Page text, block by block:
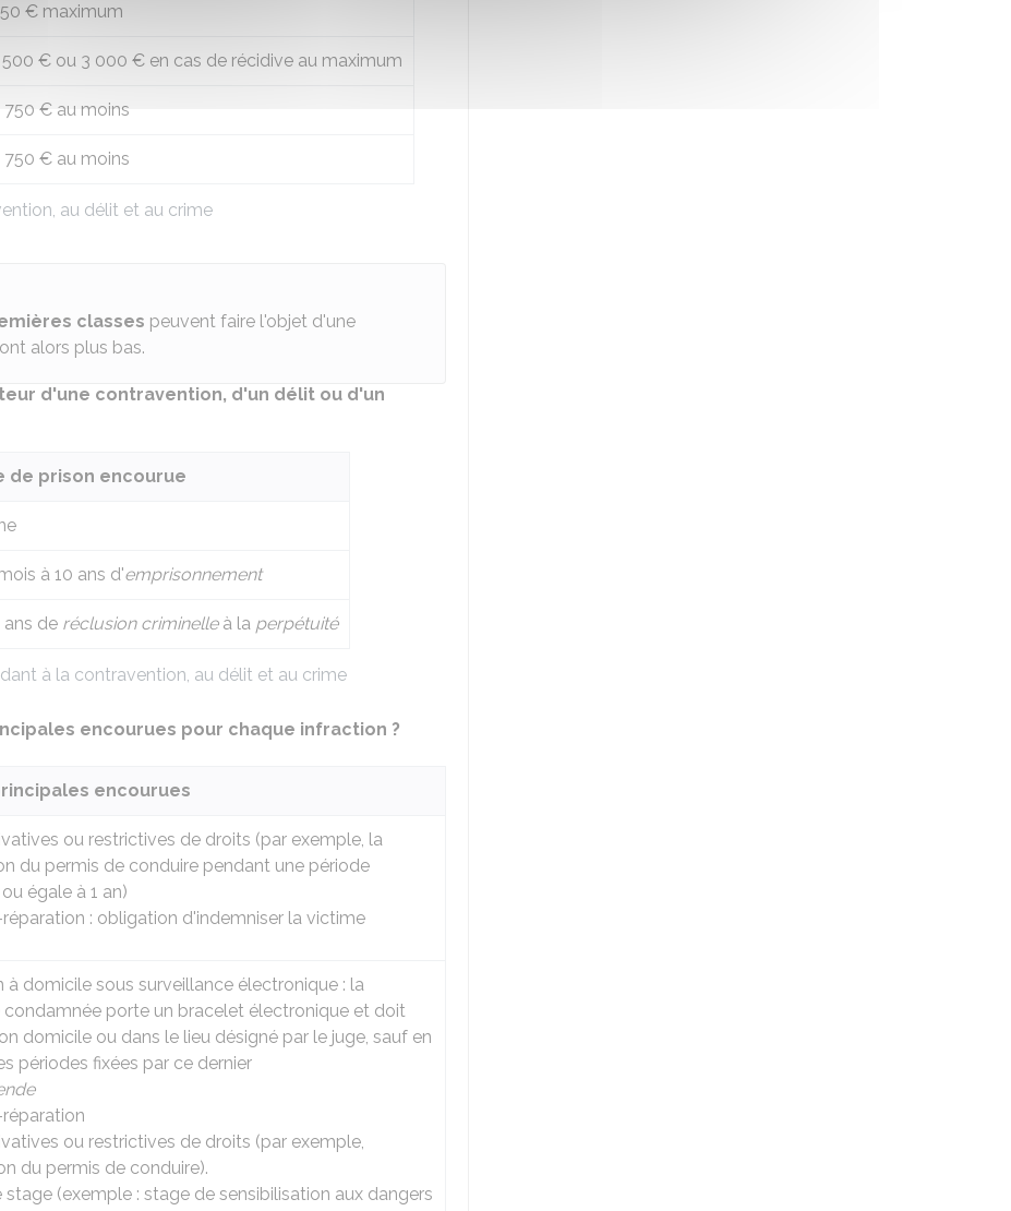
au délit et au crime
€maximum
500 €ou 3 000 €en cas de récidive au maximum
750 €au moins
750 €au moins
classes peuvent faire l'objet d'une
alors plus bas.
d'une contravention, d'un délit ou d'un
à la contravention, au délit et au crime
de prison encourue
à 10 ans d'emprisonnement
ans de réclusion criminelleà la perpétuité
encourues pour chaque infraction ?
encourues
ou restrictives de droits (par exemple, la
du permis de conduire pendant une période
égale à 1 an)
: obligation d'indemniser la victime
à domicile sous surveillance électronique : la
condamnée porte un bracelet électronique et doit
domicile ou dans le lieu désigné par le juge, sauf en
périodes fixées par ce dernier
ou restrictives de droits (par exemple,
du permis de conduire).
stage (exemple : stage de sensibilisation aux dangers